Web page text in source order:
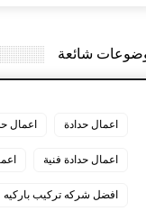
شائعة
اعمال حدادة اعمال
اعمال حدادة فنية
افضل شركه تركيب باركيه